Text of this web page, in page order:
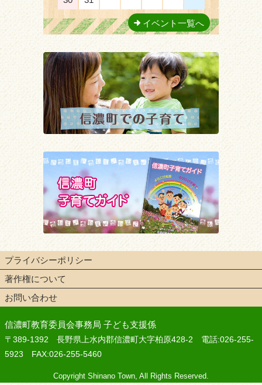
イベント一覧へ
プライバシーポリシー
著作権について
お問い合わせ
信濃町教育委員会事務局 子ども支援係
〒389-1392 長野県上水内郡信濃町大字柏原428-2 電話:026-255-
5923 FAX:026-255-5460
Copyright Shinano Town, All Rights Reserved.